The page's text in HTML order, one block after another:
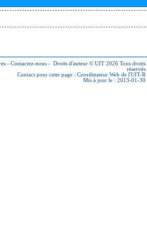
- Contactez-nous - Droits d'auteur © UIT 2026 Tous droits
réservés
Contact pour cette page : Coordinateur Web de l'UIT-R
Mis à jour le : 2013-01-30